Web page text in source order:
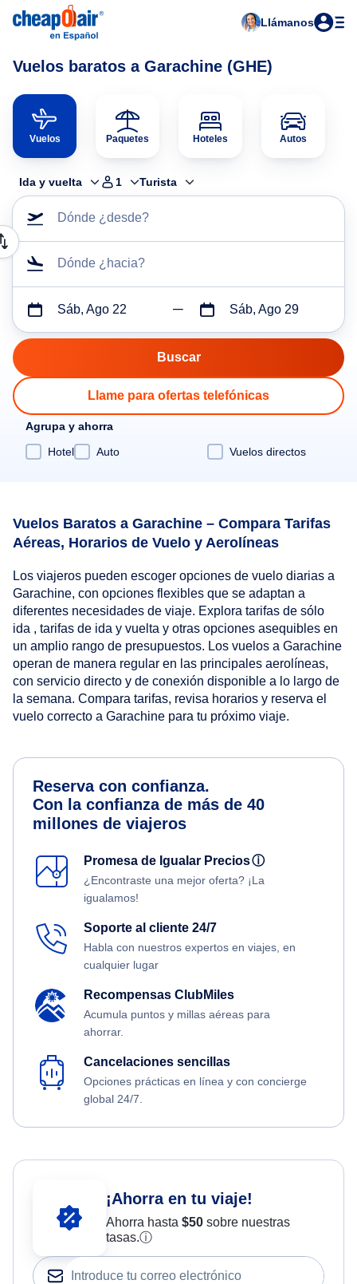
Llámanos
Vuelos baratos a Garachine (GHE)
Vuelos Paquetes Hoteles Autos
Ida y vuelta 1 Turista
Dónde ¿desde?
Dónde ¿hacia?
Sáb, Ago 22 Sáb, Ago 29
Llame para ofertas telefónicas
Agrupa y ahorra
Hotel
Auto Vuelos directos
Vuelos Baratos a Garachine – Compara Tarifas
Aéreas, Horarios de Vuelo y Aerolíneas
Los viajeros pueden escoger opciones de vuelo diarias a
Garachine, con opciones flexibles que se adaptan a
diferentes necesidades de viaje. Explora tarifas de sólo
ida , tarifas de ida y vuelta y otras opciones asequibles en
un amplio rango de presupuestos. Los vuelos a Garachine
operan de manera regular en las principales aerolíneas,
con servicio directo y de conexión disponible a lo largo de
la semana. Compara tarifas, revisa horarios y reserva el
vuelo correcto a Garachine para tu próximo viaje.
Reserva con confianza.
Con la confianza de más de 40
millones de viajeros
Promesa de Igualar Preciosⓘ
¿Encontraste una mejor oferta? ¡La
igualamos!
Soporte al cliente 24/7
Habla con nuestros expertos en viajes, en
cualquier lugar
Recompensas ClubMiles
Acumula puntos y millas aéreas para
ahorrar.
Cancelaciones sencillas
Opciones prácticas en línea y con concierge
global 24/7.
¡Ahorra en tu viaje!
Ahorra hasta $50sobre nuestras
tasas.ⓘ